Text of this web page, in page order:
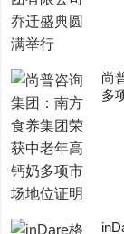
尚
多